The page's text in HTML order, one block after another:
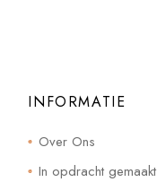
INFORMATIE
Over Ons
In opdracht gemaakt